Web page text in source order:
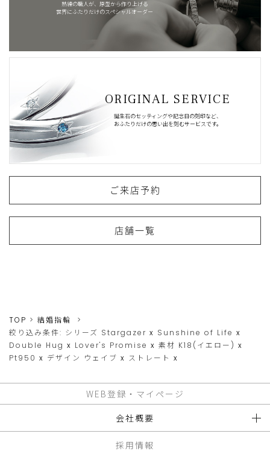
熟練の職人が、原型から作り上げる
世界にふたりだけのスペシャルオーダー
ORIGINAL SERVICE
誕生石のセッティングや記念日の刻印など、
おふたりだけの思い出を刻むサービスです。
ご来店予約
店舗一覧
TOP
結婚指輪
絞り込み条件: シリーズ Stargazer x Sunshine of Life x
Double Hug x Lover's Promise x 素材 K18(イエロー) x
Pt950 x デザイン ウェイブ x ストレート x
WEB登録・マイページ
会社概要
採用情報